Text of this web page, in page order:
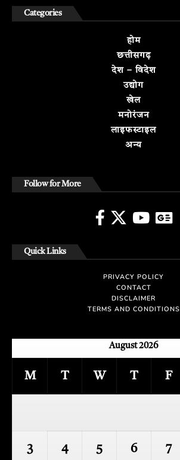
Categories
होम
छत्तीसगढ़
देश – विदेश
उद्योग
खेल
मनोरंजन
लाइफस्टाइल
अन्य
Follow for More
Quick Links
PRIVACY POLICY
CONTACT
DISCLAIMER
TERMS AND CONDITIONS
August 2026
M T W T F
3 4 5 6 7